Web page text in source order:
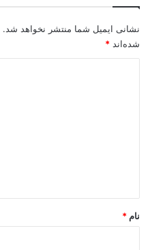
نشانی ایمیل شما منتشر نخواهد شد.
شده‌اند *
نام *